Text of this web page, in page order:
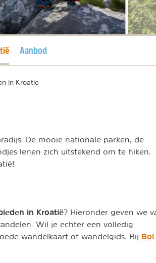
Aanbod
in Kroatie
De mooie nationale parken, de
lenen zich uitstekend om te hiken.
in Kroatië? Hieronder geven we
Wil je echter een volledig
wandelkaart of wandelgids. Bij Bol